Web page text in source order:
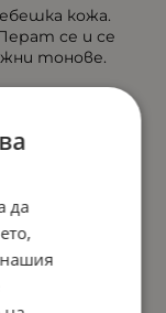
кожа.
се и се
тонове.
да